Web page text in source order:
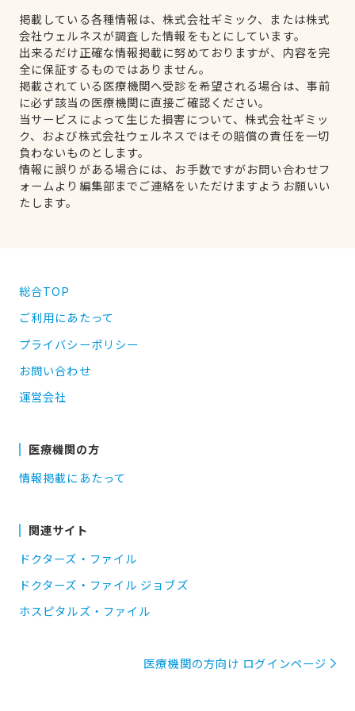
掲載している各種情報は、株式会社ギミック、または株式
会社ウェルネスが調査した情報をもとにしています。
出来るだけ正確な情報掲載に努めておりますが、内容を完
全に保証するものではありません。
掲載されている医療機関へ受診を希望される場合は、事前
に必ず該当の医療機関に直接ご確認ください。
当サービスによって生じた損害について、株式会社ギミッ
ク、および株式会社ウェルネスではその賠償の責任を一切
負わないものとします。
情報に誤りがある場合には、お手数ですがお問い合わせフ
ォームより編集部までご連絡をいただけますようお願いい
たします。
総合TOP
ご利用にあたって
プライバシーポリシー
お問い合わせ
運営会社
医療機関の方
情報掲載にあたって
関連サイト
ドクターズ・ファイル
ドクターズ・ファイル ジョブズ
ホスピタルズ・ファイル
医療機関の方向け ログインページ